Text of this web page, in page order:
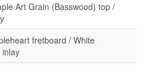
Art Grain (Basswood) top /
fretboard / White
inlay